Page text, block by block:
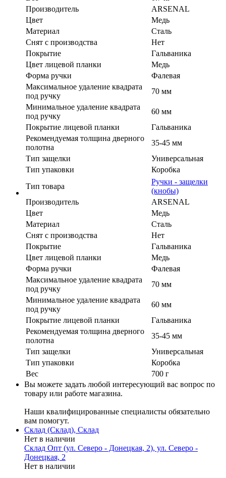
Производитель
ARSENAL
Цвет
Медь
Материал
Сталь
Cнят с производства
Нет
Покрытие
Гальваника
Цвет лицевой планки
Медь
Форма ручки
Фалевая
Максимальное удаление квадрата
под ручку
70 мм
Минимальное удаление квадрата
под ручку
60 мм
Покрытие лицевой планки
Гальваника
Рекомендуемая толщина дверного
полотна
35-45 мм
Тип защелки
Универсальная
Тип упаковки
Коробка
Тип товара
Ручки - защелки
(кнобы)
Производитель
ARSENAL
Цвет
Медь
Материал
Сталь
Cнят с производства
Нет
Покрытие
Гальваника
Цвет лицевой планки
Медь
Форма ручки
Фалевая
Максимальное удаление квадрата
под ручку
70 мм
Минимальное удаление квадрата
под ручку
60 мм
Покрытие лицевой планки
Гальваника
Рекомендуемая толщина дверного
полотна
35-45 мм
Тип защелки
Универсальная
Тип упаковки
Коробка
Вес
700 г
Вы можете задать любой интересующий вас вопрос по
товару или работе магазина.
Наши квалифицированные специалисты обязательно
вам помогут.
Склад (Склад), Склад
Нет в наличии
Склад Опт (ул. Северо - Донецкая, 2), ул. Северо -
Донецкая, 2
Нет в наличии